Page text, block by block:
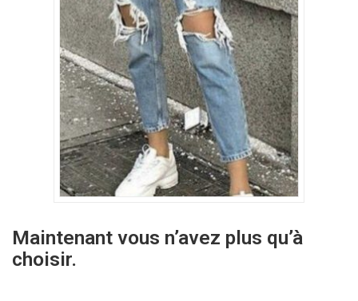
Maintenant vous n’avez plus qu’à
choisir.